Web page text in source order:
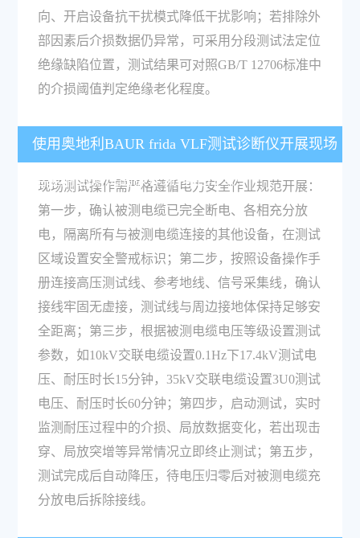
向、开启设备抗干扰模式降低干扰影响；若排除外
部因素后介损数据仍异常，可采用分段测试法定位
绝缘缺陷位置，测试结果可对照GB/T 12706标准中
的介损阈值判定绝缘老化程度。
使用奥地利BAUR frida VLF测试诊断仪开展现场
电缆耐压测试的操作流程是什么？
现场测试操作需严格遵循电力安全作业规范开展：
第一步，确认被测电缆已完全断电、各相充分放
电，隔离所有与被测电缆连接的其他设备，在测试
区域设置安全警戒标识；第二步，按照设备操作手
册连接高压测试线、参考地线、信号采集线，确认
接线牢固无虚接，测试线与周边接地体保持足够安
全距离；第三步，根据被测电缆电压等级设置测试
参数，如10kV交联电缆设置0.1Hz下17.4kV测试电
压、耐压时长15分钟，35kV交联电缆设置3U0测试
电压、耐压时长60分钟；第四步，启动测试，实时
监测耐压过程中的介损、局放数据变化，若出现击
穿、局放突增等异常情况立即终止测试；第五步，
测试完成后自动降压，待电压归零后对被测电缆充
分放电后拆除接线。